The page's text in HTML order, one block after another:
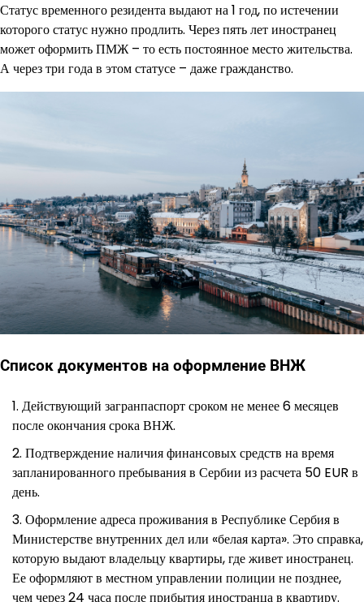
Статус временного резидента выдают на 1 год, по истечении
которого статус нужно продлить. Через пять лет иностранец
может оформить ПМЖ – то есть постоянное место жительства.
А через три года в этом статусе – даже гражданство.
Список документов на оформление ВНЖ
Действующий загранпаспорт сроком не менее 6 месяцев
после окончания срока ВНЖ.
Подтверждение наличия финансовых средств на время
запланированного пребывания в Сербии из расчета 50 EUR в
день.
Оформление адреса проживания в Республике Сербия в
Министерстве внутренних дел или «белая карта». Это справка,
которую выдают владельцу квартиры, где живет иностранец.
Ее оформляют в местном управлении полиции не позднее,
чем через 24 часа после прибытия иностранца в квартиру.